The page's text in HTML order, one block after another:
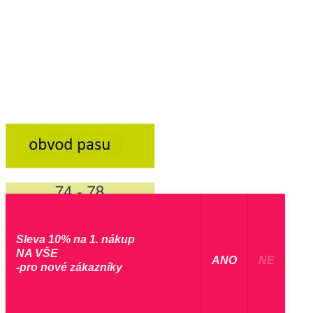
Sleva 10% na 1. nákup
NA VŠE
-pro nové zákazníky
​ ANO ​ NE